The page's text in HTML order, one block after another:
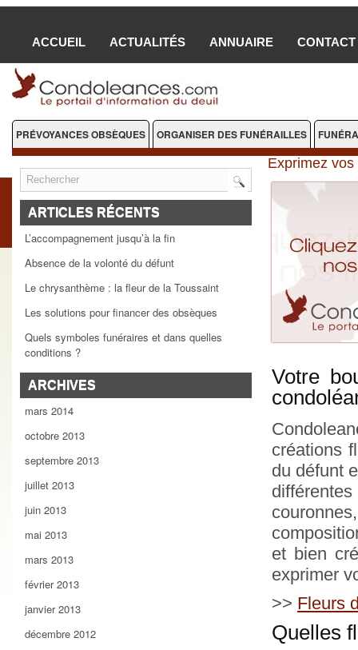
ACCUEIL ACTUALITÉS ANNUAIRE CONTACT
PRÉVOYANCES OBSÈQUES ORGANISER DES FUNÉRAILLES
ARTICLES RÉCENTS
L’accompagnement jusqu’à la fin
Absence de la volonté du défunt
Le chrysanthème : la fleur de la Toussaint
Les solutions pour financer des obsèques
Quels symboles funéraires et dans quelles
conditions ?
ARCHIVES
mars 2014
octobre 2013
septembre 2013
juillet 2013
juin 2013
mai 2013
mars 2013
février 2013
janvier 2013
décembre 2012
Exprimez
Votre
créations
du défunt
et bien
exprimer
>> Fleurs
Quelles